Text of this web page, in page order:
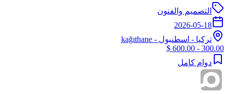
التصميم والفنون
2026-05-18
تركيا - اسطنبول - kağıthane
300.00 - 600.00 $
دوام كامل